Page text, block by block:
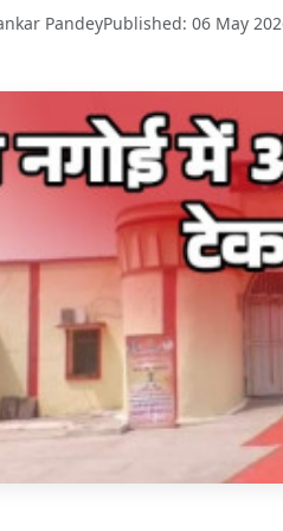
PandeyPublished: 06 May